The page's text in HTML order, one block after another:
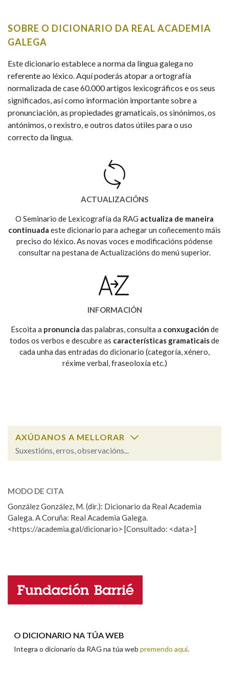
CASA-MUSEO EMILIA PARDO
HISTORIA
PRIMAVERA DAS LETRAS
PORTAL DAS PALABRAS
Comeza por
Remata por
Contén
Nos exemplos
Na fraseoloxía
Marcas gramaticais
SOBRE O DICIONARIO DA REAL ACADEMIA
GALEGA
Este dicionario establece a norma da lingua galega no
referente ao léxico. Aquí poderás atopar a ortografía
normalizada de case 60.000 artigos lexicográficos e os seus
significados, así como información importante sobre a
pronunciación, as propiedades gramaticais, os sinónimos, os
antónimos, o rexistro, e outros datos útiles para o uso
correcto da lingua.
ACTUALIZACIÓNS
O Seminario de Lexicografía da RAG actualiza de maneira
continuada este dicionario para achegar un coñecemento máis
preciso do léxico. As novas voces e modificacións pódense
consultar na pestana de Actualizacións do menú superior.
INFORMACIÓN
Escoita a pronuncia das palabras, consulta a conxugación de
todos os verbos e descubre as características gramaticaisde
cada unha das entradas do dicionario (categoría, xénero,
réxime verbal, fraseoloxía etc.)
AXÚDANOS A MELLORAR
Suxestións, erros, observacións...
Observación
Nome
Comentario
MODO DE CITA
González González, M. (dir.): Dicionario da Real Academia
Galega. A Coruña: Real Academia Galega.
<https://academia.gal/dicionario> [Consultado: <data>]
O DICIONARIO NA TÚA WEB
Integra o dicionario da RAG na túa web premendo aquí.